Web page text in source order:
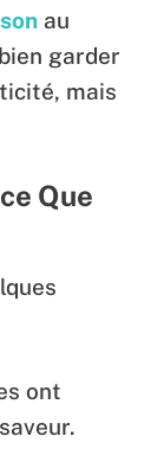
au
garder
mais
Que
ont